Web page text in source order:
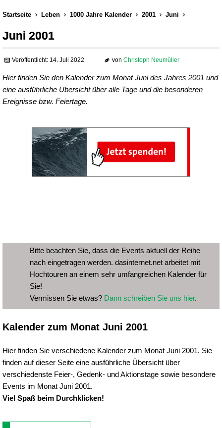
Startseite Leben 1000 Jahre Kalender 2001 Juni
Juni 2001
Veröffentlicht: 14. Juli 2022 von Christoph Neumüller
Hier finden Sie den Kalender zum Monat Juni des Jahres 2001 und
eine ausführliche Übersicht über alle Tage und die besonderen
Ereignisse bzw. Feiertage.
Bitte beachten Sie, dass die Events aktuell der Reihe
nach eingetragen werden. dasinternet.net arbeitet mit
Hochtouren an einem sehr umfangreichen Kalender für
Sie!
Vermissen Sie etwas? Dann schreiben Sie uns hier.
Kalender zum Monat Juni 2001
Hier finden Sie verschiedene Kalender zum Monat Juni 2001. Sie
finden auf dieser Seite eine ausführliche Übersicht über
verschiedenste Feier-, Gedenk- und Aktionstage sowie besondere
Events im Monat Juni 2001.
Viel Spaß beim Durchklicken!